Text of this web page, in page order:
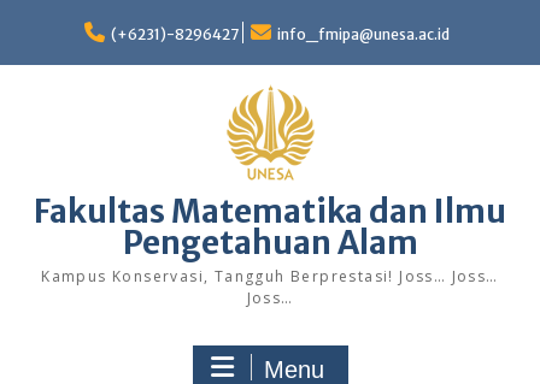
content
(+6231)-8296427 info_fmipa@unesa.ac.id
Fakultas Matematika dan Ilmu
Pengetahuan Alam
Kampus Konservasi, Tangguh Berprestasi! Joss… Joss…
Joss…
Menu